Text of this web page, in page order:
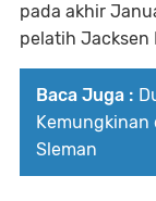
pada akhir
pelatih Jacksen
Baca Juga :
Kemungkinan
Sleman